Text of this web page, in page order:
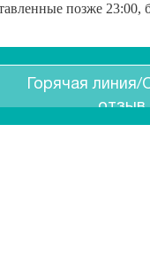
позже
Горячая линия/
отзыв